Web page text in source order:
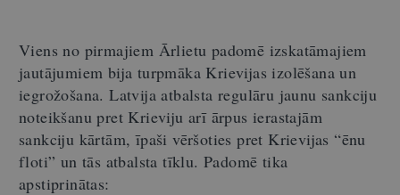
Viens no pirmajiem Ārlietu padomē izskatāmajiem
jautājumiem bija turpmāka Krievijas izolēšana un
iegrožošana. Latvija atbalsta regulāru jaunu sankciju
noteikšanu pret Krieviju arī ārpus ierastajām
sankciju kārtām, īpaši vēršoties pret Krievijas “ēnu
floti” un tās atbalsta tīklu. Padomē tika
apstiprinātas: